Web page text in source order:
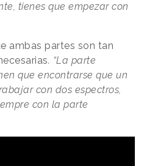
tienes que empezar con
ambas partes son tan
. “La parte
que encontrarse que un
con dos espectros,
con la parte